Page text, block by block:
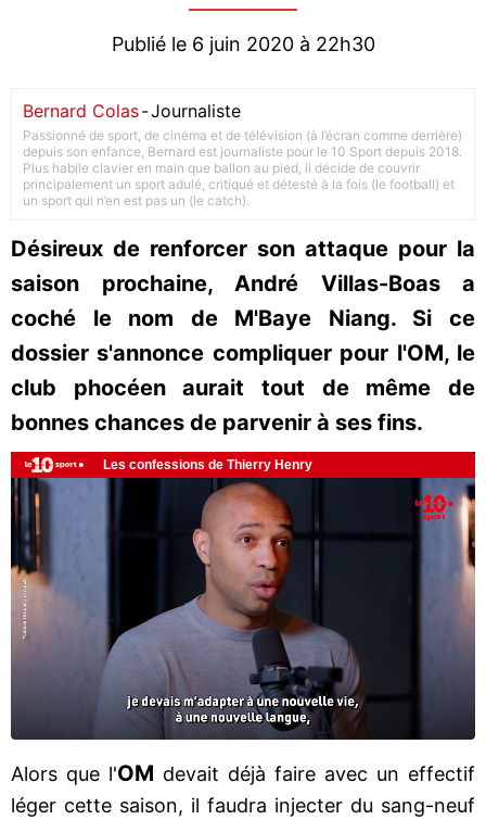
Publié le 6 juin 2020 à 22h30
Bernard Colas-Journaliste
Passionné de sport, de cinéma et de télévision (à l’écran comme derrière)
depuis son enfance, Bernard est journaliste pour le 10 Sport depuis 2018.
Plus habile clavier en main que ballon au pied, il décide de couvrir
principalement un sport adulé, critiqué et détesté à la fois (le football) et
un sport qui n’en est pas un (le catch).
Désireux de renforcer son attaque pour la
saison prochaine, André Villas-Boas a
coché le nom de M'Baye Niang. Si ce
dossier s'annonce compliquer pour l'OM, le
club phocéen aurait tout de même de
bonnes chances de parvenir à ses fins.
Alors que l'OM devait déjà faire avec un effectif
léger cette saison, il faudra injecter du sang-neuf